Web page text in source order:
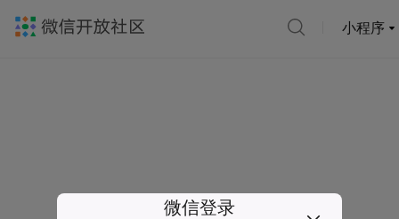
小程序
微信登录